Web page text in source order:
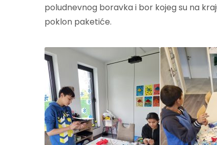
poludnevnog boravka i bor kojeg su na
poklon paketiće.